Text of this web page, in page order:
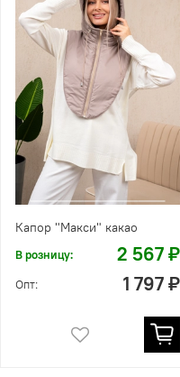
Капор "Макси" какао
В розницу: 2 567 ₽
Опт: 1 797 ₽